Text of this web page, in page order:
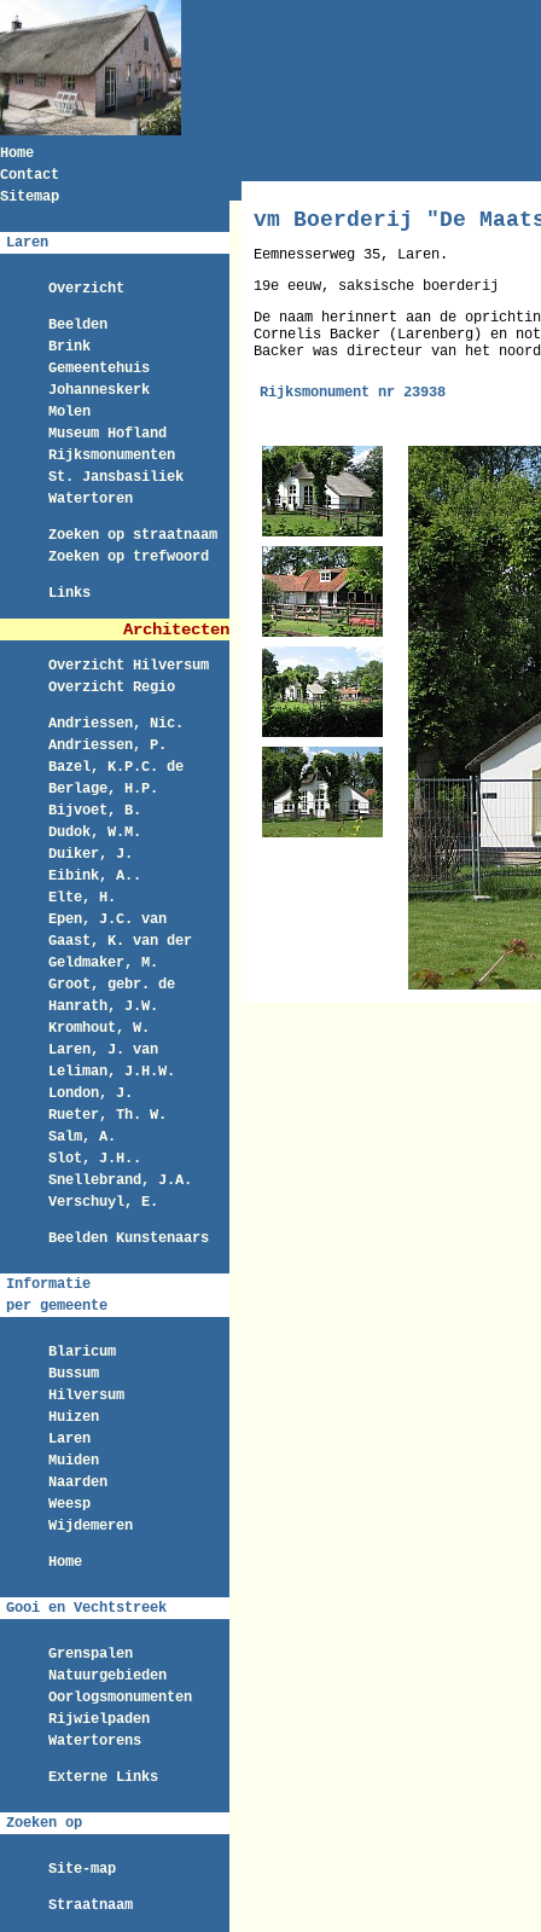
Home
Contact
Sitemap
Laren
Overzicht
Beelden
Brink
Gemeentehuis
Johanneskerk
Molen
Museum Hofland
Rijksmonumenten
St. Jansbasiliek
Watertoren
Zoeken op straatnaam
Zoeken op trefwoord
Links
Architecten
Overzicht Hilversum
Overzicht Regio
Andriessen, Nic.
Andriessen, P.
Bazel, K.P.C. de
Berlage, H.P.
Bijvoet, B.
Dudok, W.M.
Duiker, J.
Eibink, A..
Elte, H.
Epen, J.C. van
Gaast, K. van der
Geldmaker, M.
Groot, gebr. de
Hanrath, J.W.
Kromhout, W.
Laren, J. van
Leliman, J.H.W.
London, J.
Rueter, Th. W.
Salm, A.
Slot, J.H..
Snellebrand, J.A.
Verschuyl, E.
Beelden Kunstenaars
Informatie
per gemeente
Blaricum
Bussum
Hilversum
Huizen
Laren
Muiden
Naarden
Weesp
Wijdemeren
Home
Gooi en Vechtstreek
Grenspalen
Natuurgebieden
Oorlogsmonumenten
Rijwielpaden
Watertorens
Externe Links
Zoeken op
Site-map
Straatnaam
vm Boerderij "De
Eemnesserweg 35, Laren.
19e eeuw, saksische boerderij
De naam herinnert aan de
Cornelis Backer (Larenberg) en
Backer was directeur van het
Rijksmonument nr 23938